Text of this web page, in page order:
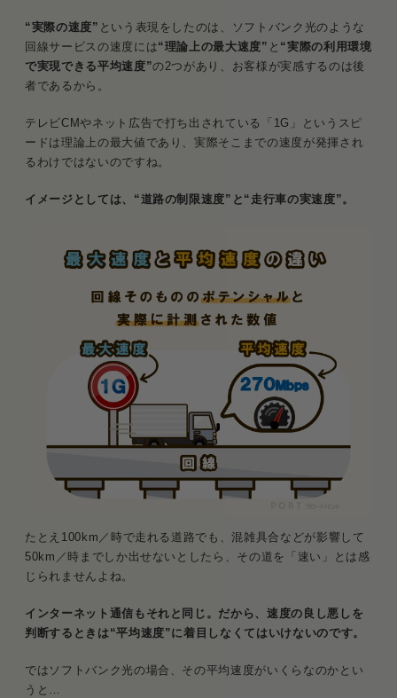
ちらの方が速いですか？
まとめ．ソフトバンク光はIPv6で快適に使える
“実際の速度” という表現をしたのは、ソフトバンク光のような
回線サービスの速度には“理論上の最大速度” と “実際の利用環境
で実現できる平均速度”の2つがあり、お客様が実感するのは後
者であるから。
テレビCMやネット広告で打ち出されている「1G」というスピ
ードは理論上の最大値であり、実際そこまでの速度が発揮され
るわけではないのですね。
イメージとしては、“道路の制限速度”と“走行車の実速度”。
たとえ100km／時で走れる道路でも、混雑具合などが影響して
50km／時までしか出せないとしたら、その道を「速い」とは感
じられませんよね。
インターネット通信もそれと同じ。だから、速度の良し悪しを
判断するときは“平均速度”に着目しなくてはいけないのです。
ではソフトバンク光の場合、その平均速度がいくらなのかとい
うと…